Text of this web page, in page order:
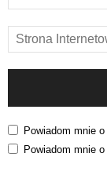
Powiadom mnie
Powiadom mnie